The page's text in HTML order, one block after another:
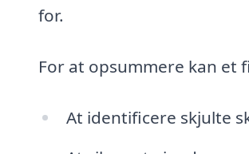
for.
For at opsummere kan
At identificere skjulte